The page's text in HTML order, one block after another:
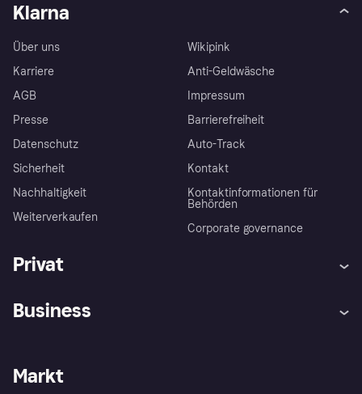
Klarna
Über uns
Karriere
AGB
Presse
Datenschutz
Sicherheit
Nachhaltigkeit
Weiterverkaufen
Wikipink
Anti-Geldwäsche
Impressum
Barrierefreiheit
Auto-Track
Kontakt
Kontaktinformationen für
Behörden
Corporate governance
Privat
Shops entdecken
Business
Händlerportal
Markt